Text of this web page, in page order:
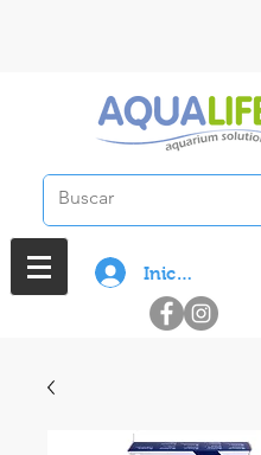
Iniciar sesión